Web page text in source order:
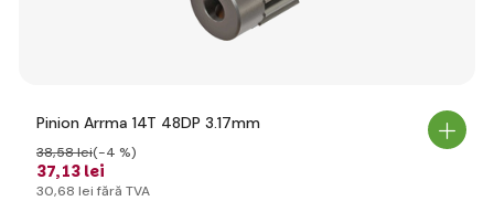
Pinion Arrma 14T 48DP 3.17mm
37,13 lei
38,58 lei(-4 %)
30,68 lei fără TVA